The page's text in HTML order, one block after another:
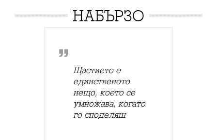
НАБЪРЗО
Щастието е
единственото
нещо, което се
умножава, когато
го споделяш